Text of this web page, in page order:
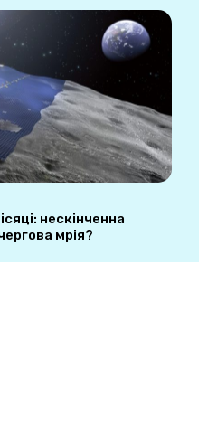
нескінченна
мрія?